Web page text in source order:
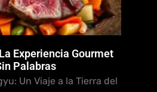
Experiencia Gourmet
Palabras
Un Viaje a la Tierra del